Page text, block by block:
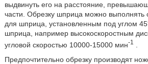
выдвинуть его на расстояние,
части. Обрезку шприца можно выполнять
для шприца, установленным под углом
шприца, например высокоскоростным
угловой скоростью 10000-15000 мин-1
Предпочтительно обрезку производят